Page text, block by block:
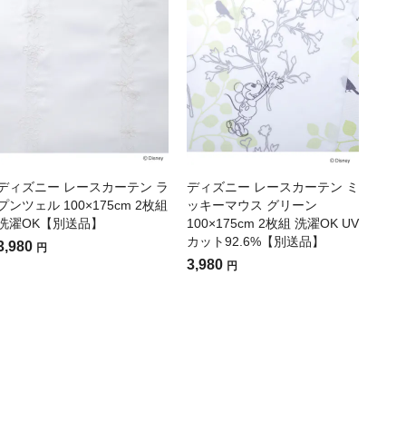
ィズニー レースカーテン ラ
ンツェル 100×175cm 2枚組
濯OK【別送品】
円
ディズニー レースカーテン ミ
ッキーマウス グリーン
100×175cm 2枚組 洗濯OK UV
カット92.6%【別送品】
3,980 円